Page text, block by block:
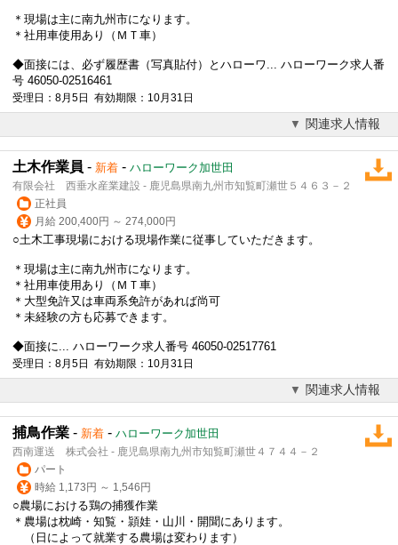
＊現場は主に南九州市になります。
＊社用車使用あり（ＭＴ車）
◆面接には、必ず履歴書（写真貼付）とハローワ... ハローワーク求人番
号 46050-02516461
受理日：8月5日 有効期限：10月31日
関連求人情報
土木作業員 - 新着 - ハローワーク加世田
有限会社 西垂水産業建設 - 鹿児島県南九州市知覧町瀬世５４６３－２
正社員
月給 200,400円 ～ 274,000円
○土木工事現場における現場作業に従事していただきます。
＊現場は主に南九州市になります。
＊社用車使用あり（ＭＴ車）
＊大型免許又は車両系免許があれば尚可
＊未経験の方も応募できます。
◆面接に... ハローワーク求人番号 46050-02517761
受理日：8月5日 有効期限：10月31日
関連求人情報
捕鳥作業 - 新着 - ハローワーク加世田
西南運送 株式会社 - 鹿児島県南九州市知覧町瀬世４７４４－２
パート
時給 1,173円 ～ 1,546円
○農場における鶏の捕獲作業
＊農場は枕崎・知覧・頴娃・山川・開聞にあります。
（日によって就業する農場は変わります）